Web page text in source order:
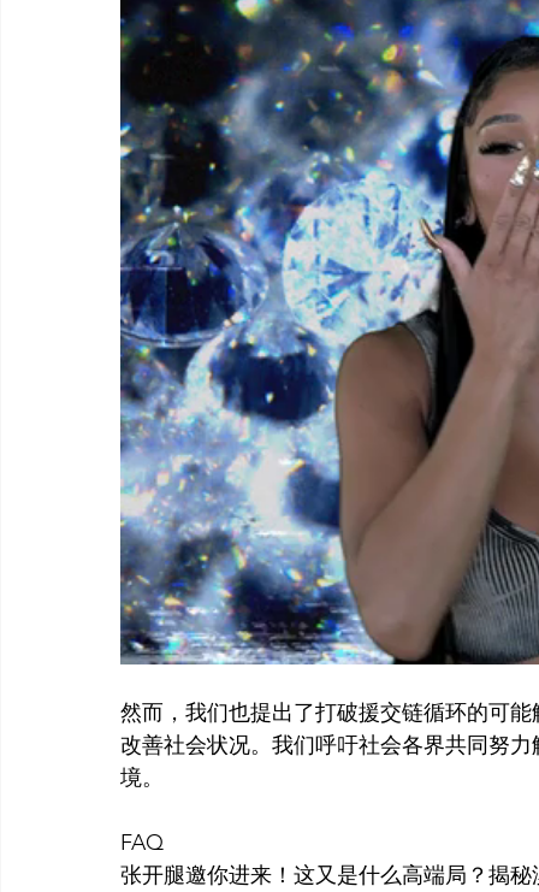
然而，我们也提出了打破援交链循环的可
改善社会状况。我们呼吁社会各界共同努
境。
FAQ
张开腿邀你进来！这又是什么高端局？揭